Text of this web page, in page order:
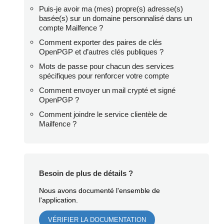
Puis-je avoir ma (mes) propre(s) adresse(s)
basée(s) sur un domaine personnalisé dans un
compte Mailfence ?
Comment exporter des paires de clés
OpenPGP et d’autres clés publiques ?
Mots de passe pour chacun des services
spécifiques pour renforcer votre compte
Comment envoyer un mail crypté et signé
OpenPGP ?
Comment joindre le service clientèle de
Mailfence ?
Besoin de plus de détails ?
Nous avons documenté l'ensemble de
l'application.
VÉRIFIER LA DOCUMENTATION